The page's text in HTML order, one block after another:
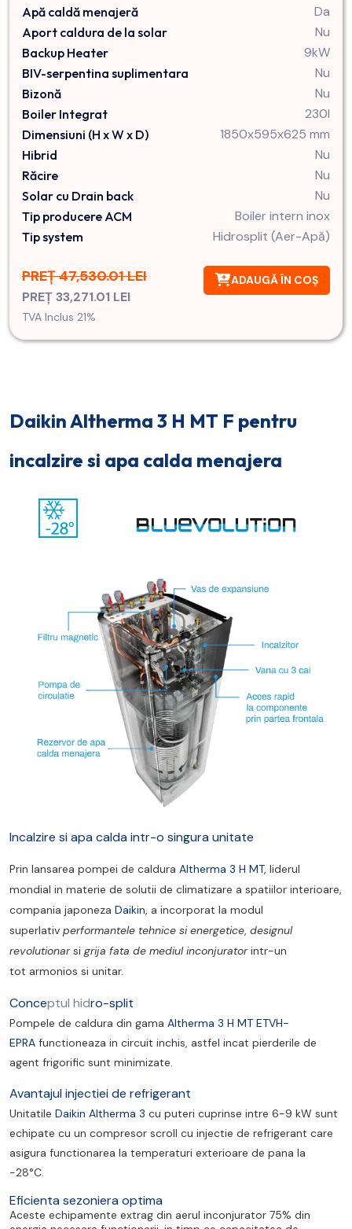
Apă caldă menajeră Da
Aport caldura de la solar Nu
Backup Heater 9kW
BIV-serpentina suplimentara Nu
Bizonă Nu
Boiler Integrat 230l
Dimensiuni (H x W x D) 1850x595x625 mm
Hibrid Nu
Răcire Nu
Solar cu Drain back Nu
Tip producere ACM Boiler intern inox
Tip system Hidrosplit (Aer-Apă)
PREȚ 47,530.01 LEI
PREȚ 33,271.01 LEI
TVA Inclus 21%
ADAUGĂ ÎN COȘ
Daikin Altherma 3 H MT F pentru
incalzire si apa calda menajera
Incalzire si apa calda intr-o singura unitate
Prin lansarea pompei de caldura Altherma 3 H MT, liderul
mondial in materie de solutii de climatizare a spatiilor interioare,
compania japoneza Daikin, a incorporat la modul
superlativ performantele tehnice si energetice, designul
revolutionarsi grija fata de mediul inconjuratorintr-un
tot armonios si unitar.
Conceptul hidro-split
Pompele de caldura din gama Altherma 3 H MT ETVH-
EPRA functioneaza in circuit inchis, astfel incat pierderile de
agent frigorific sunt minimizate.
Avantajul injectiei de refrigerant
Unitatile Daikin Altherma 3 cu puteri cuprinse intre 6-9 kW sunt
echipate cu un compresor scroll cu injectie de refrigerant care
asigura functionarea la temperaturi exterioare de pana la
-28°C.
Eficienta sezoniera optima
Aceste echipamente extrag din aerul inconjurator 75% din